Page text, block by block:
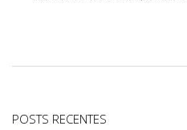
POSTS RECENTES